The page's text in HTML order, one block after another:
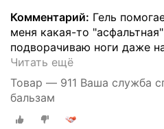
Комментарий: Гель
меня какая-то
подворачиваю ноги даже
Читать ещё
Товар — 911 Ваша служба
бальзам